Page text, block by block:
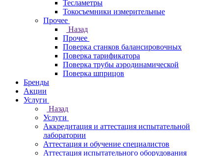
Тесламетры
Токосъемники измерительные
Прочее
Назад
Прочее
Поверка станков балансировочных
Поверка тарификатора
Поверка трубы аэродинамической
Поверка шприцов
Бренды
Акции
Услуги
Назад
Услуги
Аккредитация и аттестация испытательной
лаборатории
Аттестация и обучение специалистов
Аттестация испытательного оборудования